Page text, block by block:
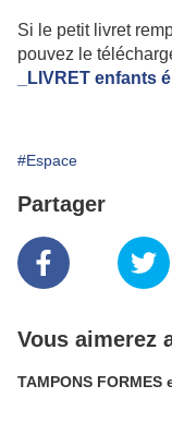
Si le petit livret
pouvez le
_LIVRET enfants
#Espace
Partager
Vous aimerez
TAMPONS FORMES